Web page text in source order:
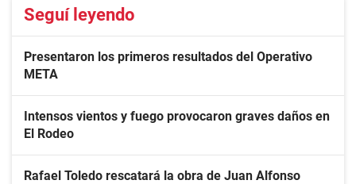
Seguí leyendo
Presentaron los primeros resultados del Operativo
META
Intensos vientos y fuego provocaron graves daños en
El Rodeo
Rafael Toledo rescatará la obra de Juan Alfonso